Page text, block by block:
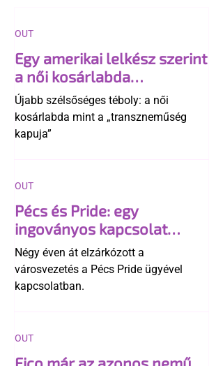
Egy amerikai lelkész szerint
a női kosárlabda
transzneműséghez vezet
Újabb szélsőséges téboly: a női
kosárlabda mint a „transzneműség
kapuja”
OUT
Pécs és Pride: egy
ingoványos kapcsolat
története
Négy éven át elzárkózott a
városvezetés a Pécs Pride ügyével
kapcsolatban.
OUT
OUT